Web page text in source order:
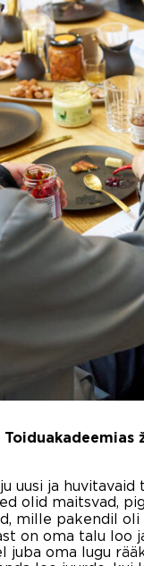
uusi ja
olid maitsvad,
mille pakendil oli
on oma talu
juba oma lugu